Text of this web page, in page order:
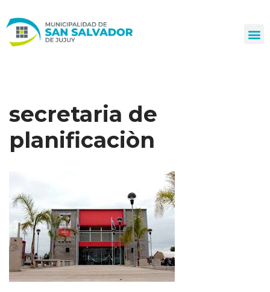
al
secretaria de
planificaciòn